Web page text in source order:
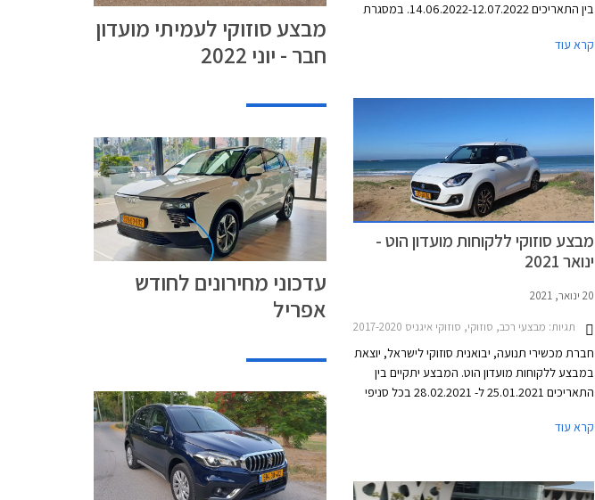
בין התאריכים 14.06.2022-12.07.2022. במסגרת
עם הטבות אבזור במתנה. המבצע יתקיים בכל
קרא עוד
מבצע סוזוקי ללקוחות מועדון הוט -
ינואר 2021
20 ינואר, 2021
תגיות: מבצעי רכב, סוזוקי, סוזוקי איגניס 2017-2020, סוזוקי ג'ימני 2019-2025, סוזוקי ויטרה 2019-2025, סוזוקי סוויפט 2020-2024סוזוקי קרוסאובר 2017-2022
חברת מכשירי תנועה, יבואנית סוזוקי לישראל, יוצאת
במבצע ללקוחות מועדון הוט. המבצע יתקיים בין
התאריכים 25.01.2021 ל- 28.02.2021 בכל סניפי
ריבית עד 70,000 ₪.
קרא עוד
מבצע סוזוקי לעמיתי מועדון
חבר - יוני 2022
עדכוני מחירונים לחודש
אפריל